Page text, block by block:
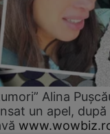
Alina
un apel, după